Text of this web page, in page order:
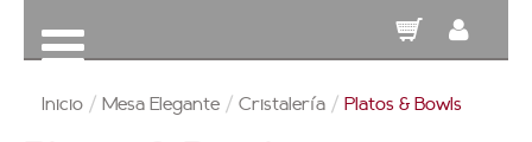
Inicio / Mesa Elegante / Cristalería / Platos & Bowls